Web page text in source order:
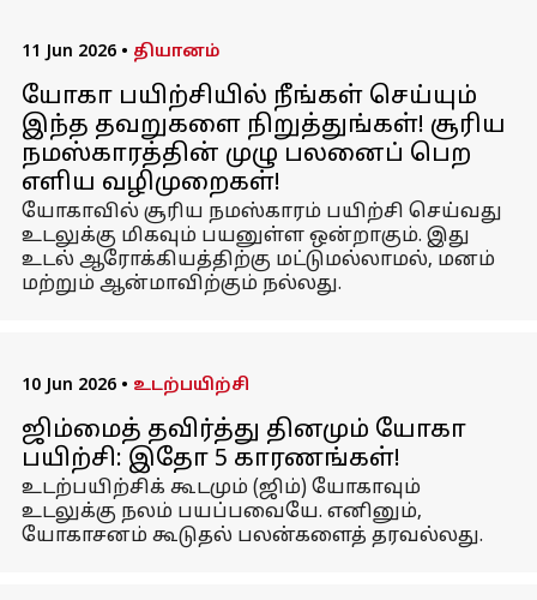
11 Jun 2026 • தியானம்
யோகா பயிற்சியில் நீங்கள் செய்யும்
இந்த தவறுகளை நிறுத்துங்கள்! சூரிய
நமஸ்காரத்தின் முழு பலனைப் பெற
எளிய வழிமுறைகள்!
யோகாவில் சூரிய நமஸ்காரம் பயிற்சி செய்வது
உடலுக்கு மிகவும் பயனுள்ள ஒன்றாகும். இது
உடல் ஆரோக்கியத்திற்கு மட்டுமல்லாமல், மனம்
மற்றும் ஆன்மாவிற்கும் நல்லது.
10 Jun 2026 • உடற்பயிற்சி
ஜிம்மைத் தவிர்த்து தினமும் யோகா
பயிற்சி: இதோ 5 காரணங்கள்!
உடற்பயிற்சிக் கூடமும் (ஜிம்) யோகாவும்
உடலுக்கு நலம் பயப்பவையே. எனினும்,
யோகாசனம் கூடுதல் பலன்களைத் தரவல்லது.